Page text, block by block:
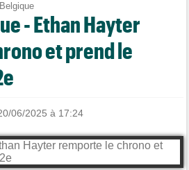
- Ethan Hayter
et prend le
06/2025 à 17:24